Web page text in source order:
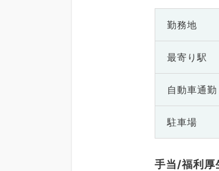
勤務地
最寄り駅
自動車通勤
駐車場
手当/福利厚